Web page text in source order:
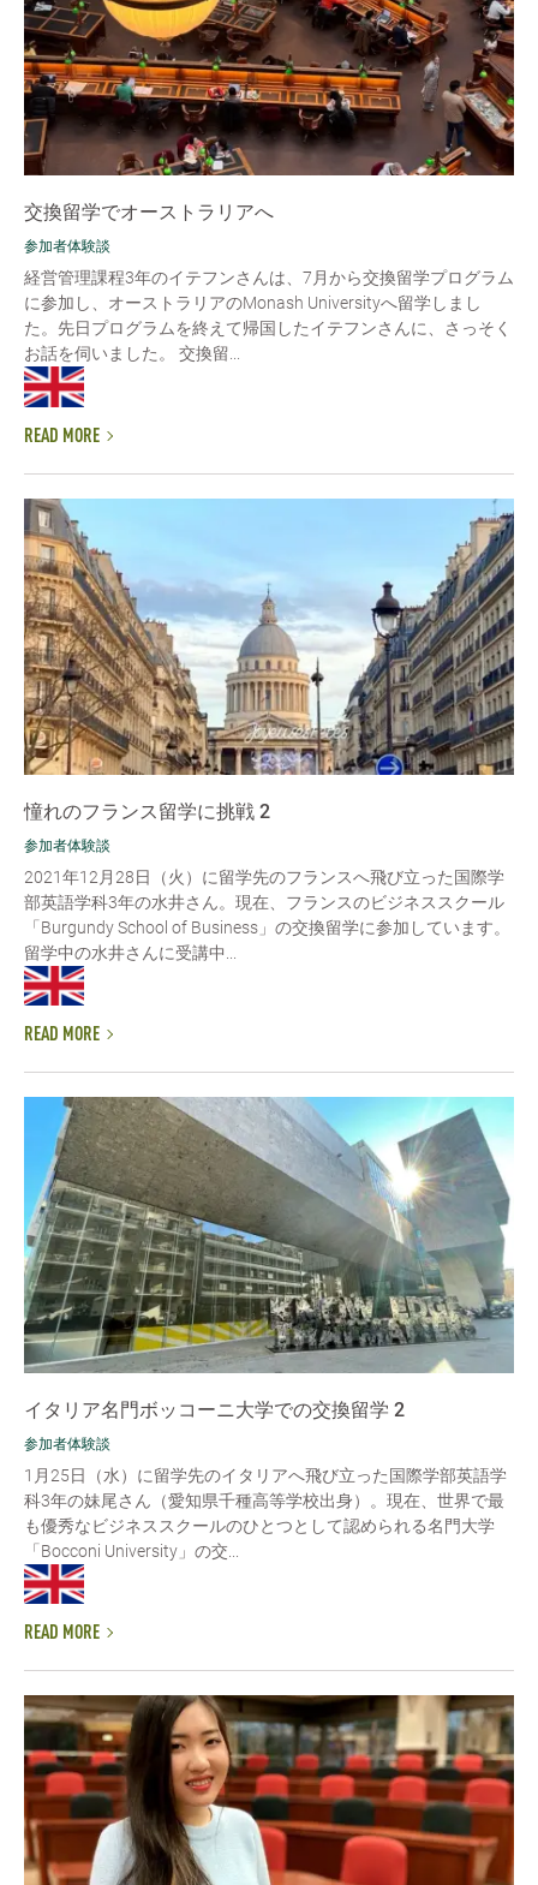
交換留学でオーストラリアへ
参加者体験談
経営管理課程3年のイテフンさんは、7月から交換留学プログラム
に参加し、オーストラリアのMonash Universityへ留学しまし
た。先日プログラムを終えて帰国したイテフンさんに、さっそく
お話を伺いました。 交換留...
READ MORE
憧れのフランス留学に挑戦 2
参加者体験談
2021年12月28日（火）に留学先のフランスへ飛び立った国際学
部英語学科3年の水井さん。現在、フランスのビジネススクール
「Burgundy School of Business」の交換留学に参加しています。
留学中の水井さんに受講中...
READ MORE
イタリア名門ボッコーニ大学での交換留学 2
参加者体験談
1月25日（水）に留学先のイタリアへ飛び立った国際学部英語学
科3年の妹尾さん（愛知県千種高等学校出身）。現在、世界で最
も優秀なビジネススクールのひとつとして認められる名門大学
「Bocconi University」の交...
READ MORE